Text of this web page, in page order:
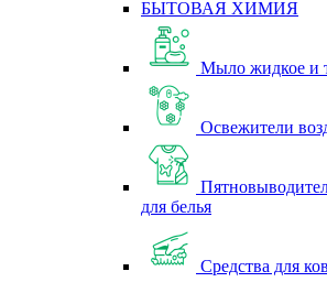
БЫТОВАЯ ХИМИЯ
Мыло жидкое и
Освежители
для белья
Средства для